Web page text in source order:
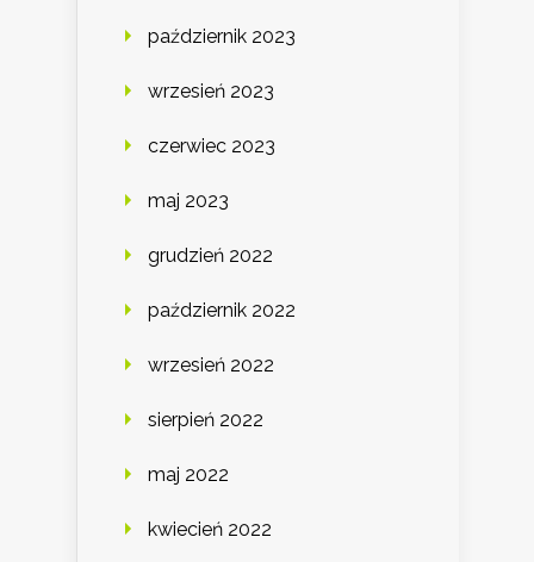
październik 2023
wrzesień 2023
czerwiec 2023
maj 2023
grudzień 2022
październik 2022
wrzesień 2022
sierpień 2022
maj 2022
kwiecień 2022